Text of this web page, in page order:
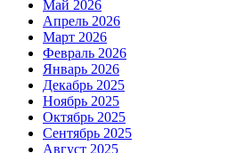
Май 2026
Апрель 2026
Март 2026
Февраль 2026
Январь 2026
Декабрь 2025
Ноябрь 2025
Октябрь 2025
Сентябрь 2025
Август 2025